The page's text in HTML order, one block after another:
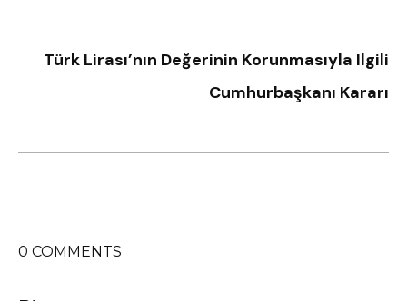
Türk Lirası’nın Değerinin Korunmasıyla Ilgili
Cumhurbaşkanı Kararı
0 COMMENTS